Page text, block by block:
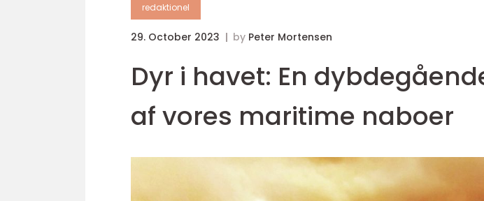
redaktionel
29. October 2023 by Peter Mortensen
Dyr i havet: En
af vores maritime naboer